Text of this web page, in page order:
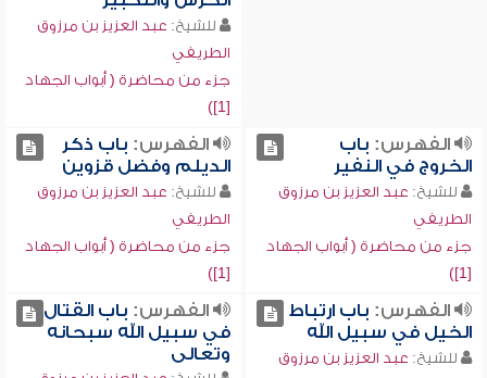
للشيخ: عبد العزيز بن مرزوق
الطريفي
جزء من محاضرة ( أبواب الجهاد
[1])
الفهرس: باب
الخروج في النفير
للشيخ: عبد العزيز بن مرزوق
الطريفي
جزء من محاضرة ( أبواب الجهاد
[1])
الفهرس: باب ذكر
الديلم وفضل قزوين
للشيخ: عبد العزيز بن مرزوق
الطريفي
جزء من محاضرة ( أبواب الجهاد
[1])
الفهرس: باب ارتباط
الخيل في سبيل الله
للشيخ: عبد العزيز بن مرزوق
الفهرس: باب القتال
في سبيل الله سبحانه
وتعالى